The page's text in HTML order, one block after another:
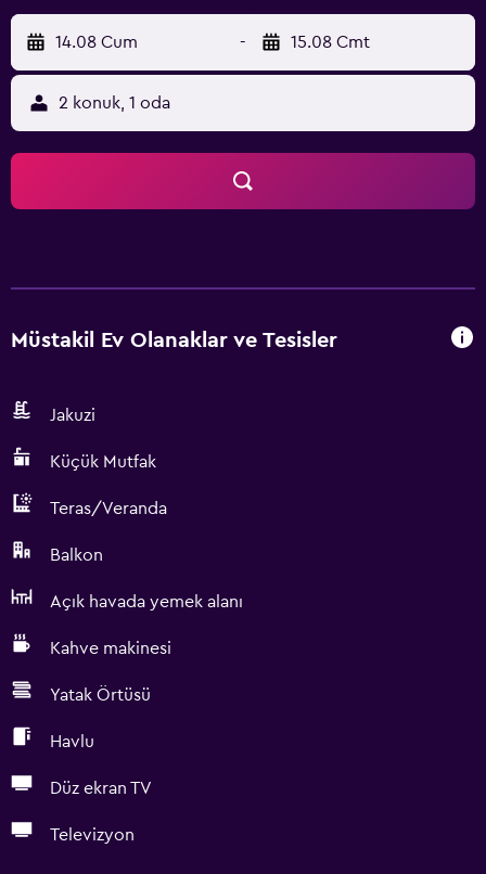
14.08 Cum - 15.08 Cmt
2 konuk, 1 oda
Müstakil Ev Olanaklar ve Tesisler
Jakuzi
Küçük Mutfak
Teras/Veranda
Balkon
Açık havada yemek alanı
Kahve makinesi
Yatak Örtüsü
Havlu
Düz ekran TV
Televizyon